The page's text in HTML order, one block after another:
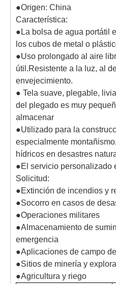
●Origen: China
Característica:
●La bolsa de agua portátil
los cubos de metal o
●Uso prolongado al aire
útil.Resistente a la luz, al
envejecimiento.
● Tela suave, plegable,
del plegado es muy
almacenar
●Utilizado para la
especialmente
hídricos en desastres
●El servicio personalizado
Solicitud:
●Extinción de incendios y
●Socorro en casos de
●Operaciones militares
●Almacenamiento de
emergencia
●Aplicaciones de campo
●Sitios de minería y
●Agricultura y riego